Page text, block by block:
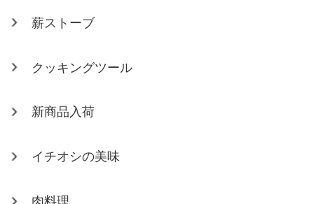
薪ストーブ
クッキングツール
新商品入荷
イチオシの美味
肉料理